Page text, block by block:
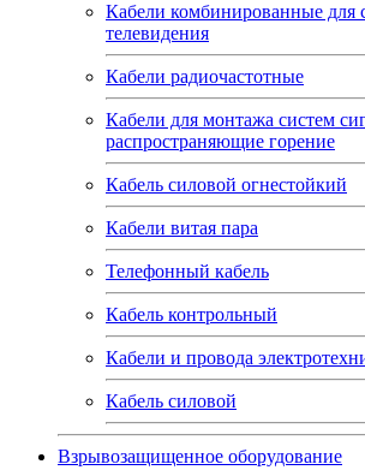
Кабели комбинированные для
телевидения
Кабели радиочастотные
Кабели для монтажа систем
распространяющие горение
Кабель силовой огнестойкий
Кабели витая пара
Телефонный кабель
Кабель контрольный
Кабели и провода
Кабель силовой
Взрывозащищенное оборудование